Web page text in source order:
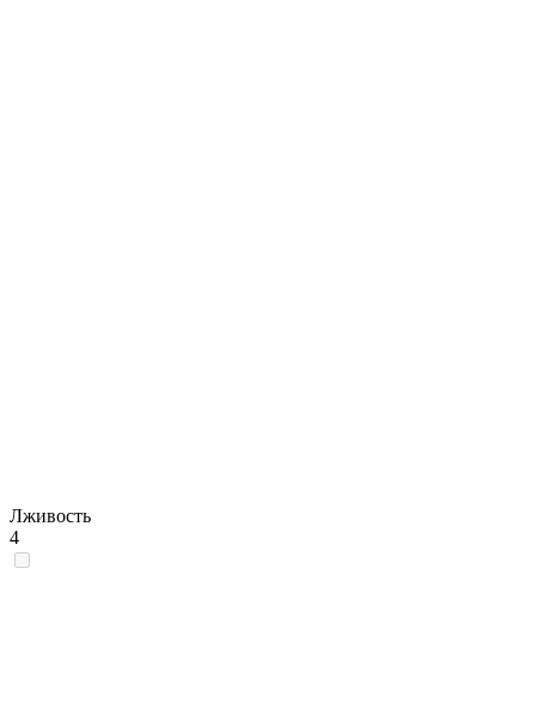
Лживость
4